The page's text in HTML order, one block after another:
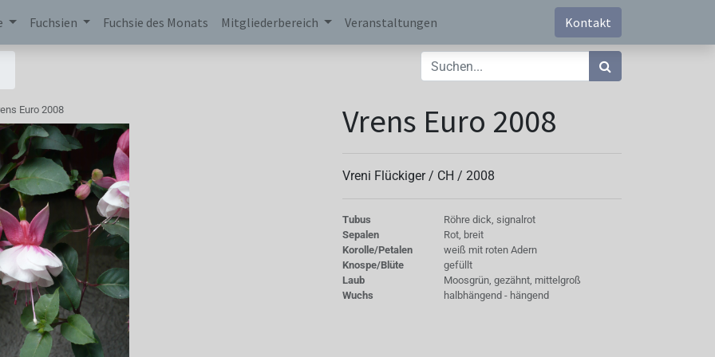
Fuchsien Fuchsie des Monats Mitgliederbereich Veranstaltungen Kontakt
Euro 2008 Vrens Euro 2008
Vreni Flückiger / CH / 2008
Tubus
Röhre dick, signalrot
Sepalen
Rot, breit
Korolle/Petalen
weiß mit roten Adern
Knospe/Blüte
gefüllt
Laub
Moosgrün, gezähnt, mittelgroß
Wuchs
halbhängend - hängend